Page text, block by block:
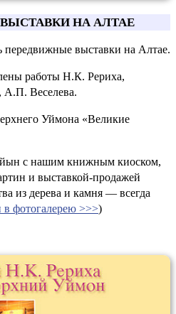
НА АЛТАЕ
передвижные выставки на Алтае.
работы Н.К. Рериха,
А.П. Веселева.
Уймона «Великие
с нашим книжным киоском,
и выставкой-продажей
из дерева и камня — всегда
в фотогалерею >>>)